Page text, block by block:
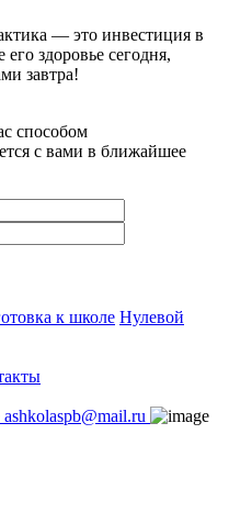
— это инвестиция в
здоровье сегодня,
завтра!
способом
с вами в ближайшее
к школе Нулевой
ashkolaspb@mail.ru